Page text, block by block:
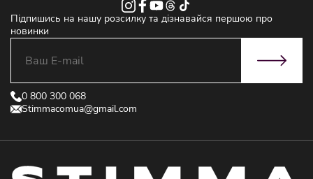
Підпишись на нашу розсилку та дізнавайся першою про
новинки
0 800 300 068
Stimmacomua@gmail.com